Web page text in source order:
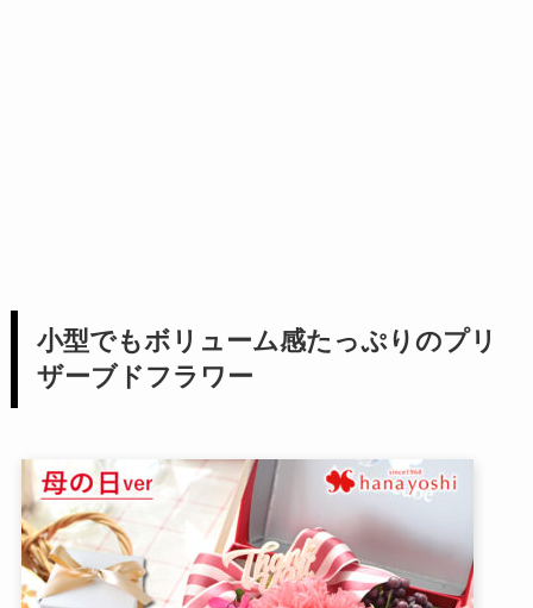
小型でもボリューム感たっぷりのプリ
ザーブドフラワー